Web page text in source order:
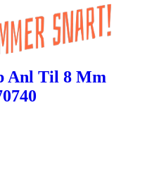
Anl Til 8 Mm